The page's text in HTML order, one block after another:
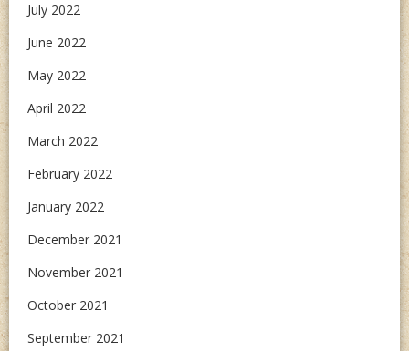
July 2022
June 2022
May 2022
April 2022
March 2022
February 2022
January 2022
December 2021
November 2021
October 2021
September 2021